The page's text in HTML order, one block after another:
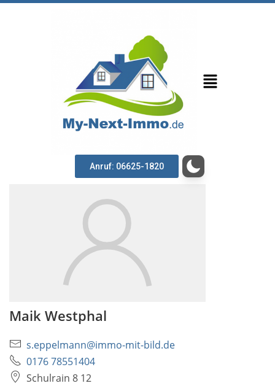
Anruf: 06625-1820
Maik Westphal
s.eppelmann@immo-mit-bild.de
0176 78551404
Schulrain 8 12